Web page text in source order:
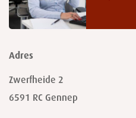
Adres
Zwerfheide 2
6591 RC Gennep